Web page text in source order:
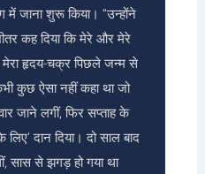
जाना शुरू किया। “उन्होंने
कह दिया कि मेरे और मेरे
हृदय-चक्र पिछले जन्म से
कुछ ऐसा नहीं कहा था जो
जाने लगीं, फिर सप्ताह के
दान दिया। दो साल बाद
सास से झगड़ हो गया था